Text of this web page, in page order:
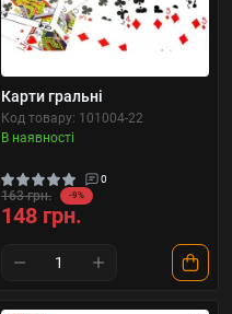
Карти гральні
Код товару: 101004-22
В наявності
0
163 грн. -9%
148 грн.